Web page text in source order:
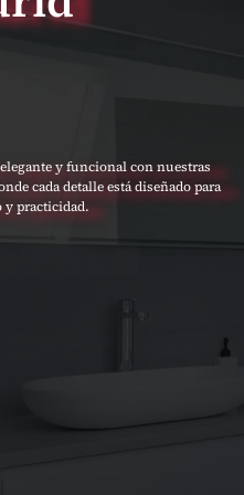
y funcional con nuestras
cada detalle está diseñado para
y practicidad.